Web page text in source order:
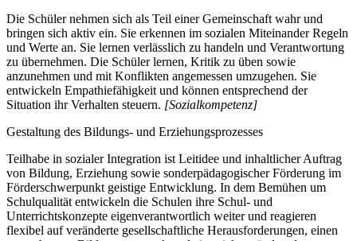
Die Schüler nehmen sich als Teil einer Gemeinschaft wahr und
bringen sich aktiv ein. Sie erkennen im sozialen Miteinander Regeln
und Werte an. Sie lernen verlässlich zu handeln und Verantwortung
zu übernehmen. Die Schüler lernen, Kritik zu üben sowie
anzunehmen und mit Konflikten angemessen umzugehen. Sie
entwickeln Empathiefähigkeit und können entsprechend der
Situation ihr Verhalten steuern. [Sozialkompetenz]
Gestaltung des Bildungs- und Erziehungsprozesses
Teilhabe in sozialer Integration ist Leitidee und inhaltlicher Auftrag
von Bildung, Erziehung sowie sonderpädagogischer Förderung im
Förderschwerpunkt geistige Entwicklung. In dem Bemühen um
Schulqualität entwickeln die Schulen ihre Schul- und
Unterrichtskonzepte eigenverantwortlich weiter und reagieren
flexibel auf veränderte gesellschaftliche Herausforderungen, einen